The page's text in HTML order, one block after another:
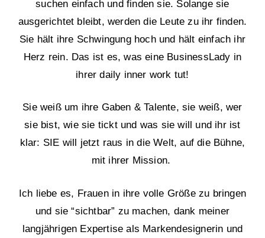
suchen einfach und finden sie. Solange sie
ausgerichtet bleibt, werden die Leute zu ihr finden.
Sie hält ihre Schwingung hoch und hält einfach ihr
Herz rein. Das ist es, was eine BusinessLady in
ihrer daily inner work tut!
Sie weiß um ihre Gaben & Talente, sie weiß, wer
sie bist, wie sie tickt und was sie will und ihr ist
klar: SIE will jetzt raus in die Welt, auf die Bühne,
mit ihrer Mission.
Ich liebe es, Frauen in ihre volle Größe zu bringen
und sie “sichtbar” zu machen, dank meiner
langjährigen Expertise als Markendesignerin und